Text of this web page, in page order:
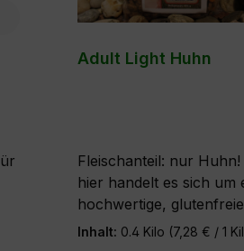
Adult Light Huhn
Fleischanteil: nur Huhn! Auch
hier handelt es sich um
hochwertige, glutenfreie
Rezeptur für
Inhalt: 0.4 Kilo (7,28 € / 1